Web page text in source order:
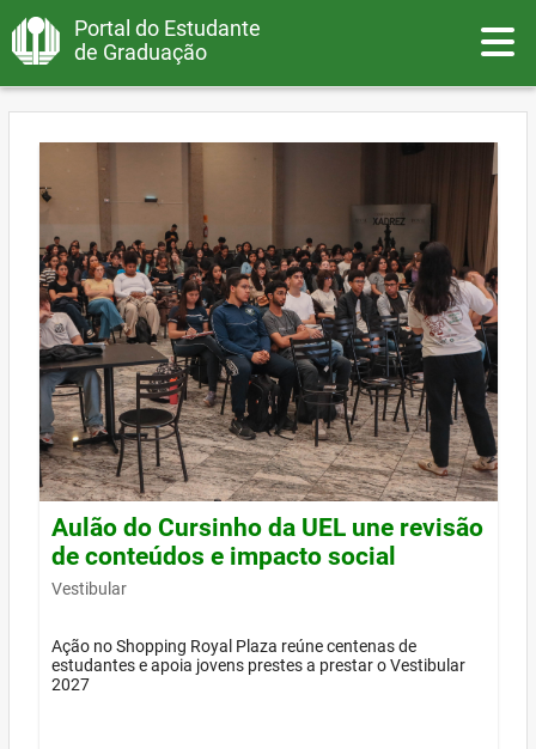
Portal do Estudante
de Graduação
Aulão do Cursinho da UEL une revisão
de conteúdos e impacto social
Vestibular
Ação no Shopping Royal Plaza reúne centenas de
estudantes e apoia jovens prestes a prestar o Vestibular
2027